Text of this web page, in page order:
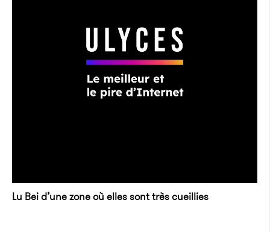
Lu Bei d’une zone où elles sont très cueillies